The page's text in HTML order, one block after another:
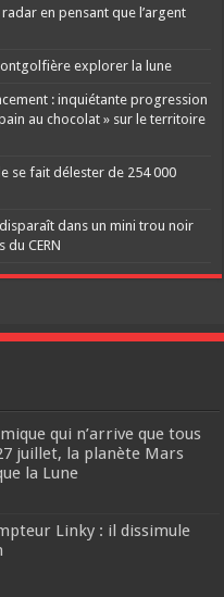
en pensant que l’argent
explorer la lune
: inquiétante progression
au chocolat » sur le territoire
se fait délester de 254 000
dans un mini trou noir
CERN
qui n’arrive que tous
juillet, la planète Mars
la Lune
Linky : il dissimule